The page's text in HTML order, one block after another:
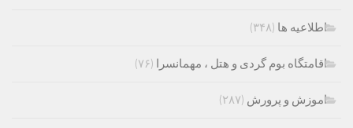
اطلاعیه ها (۳۴۸)
اقامتگاه بوم گردی و هتل ، مهمانسرا (۷۶)
اموزش و پرورش (۲۸۷)